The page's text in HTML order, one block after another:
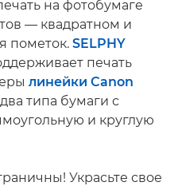
на фотобумаге
— квадратном и
пометок. SELPHY
печать
линейки Canon
типа бумаги с
и круглую
Украсьте свое